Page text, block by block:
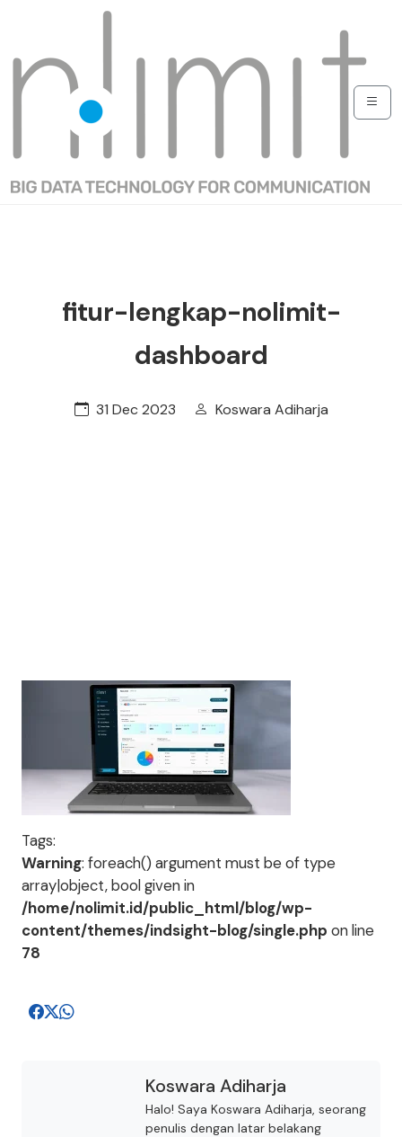
fitur-lengkap-nolimit-
dashboard
31 Dec 2023 Koswara Adiharja
Tags:
Warning: foreach() argument must be of type
array|object, bool given in
/home/nolimit.id/public_html/blog/wp-
content/themes/indsight-blog/single.php on line
78
Koswara Adiharja
Halo! Saya Koswara Adiharja, seorang
penulis dengan latar belakang